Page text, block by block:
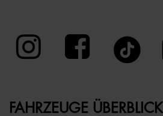
FAHRZEUGE ÜBERBLICK